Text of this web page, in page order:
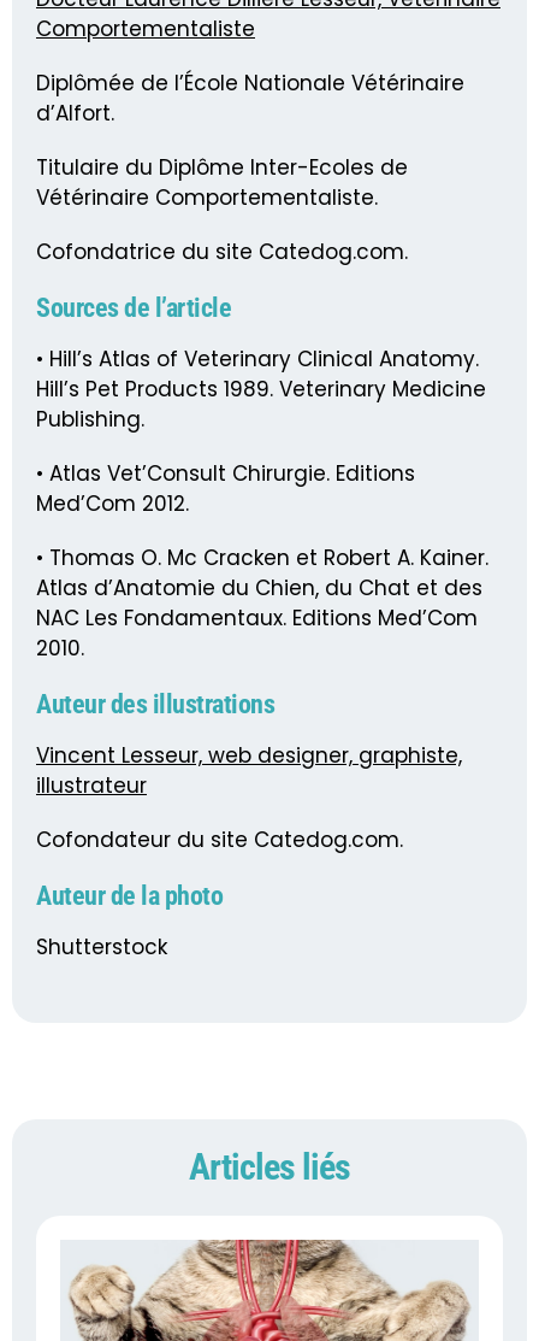
Comportementaliste
Diplômée de l’École Nationale Vétérinaire
d’Alfort.
Titulaire du Diplôme Inter-Ecoles de
Vétérinaire Comportementaliste.
Cofondatrice du site Catedog.com.
Sources de l’article
• Hill’s Atlas of Veterinary Clinical Anatomy.
Hill’s Pet Products 1989. Veterinary Medicine
Publishing.
• Atlas Vet’Consult Chirurgie. Editions
Med’Com 2012.
• Thomas O. Mc Cracken et Robert A. Kainer.
Atlas d’Anatomie du Chien, du Chat et des
NAC Les Fondamentaux. Editions Med’Com
2010.
Auteur des illustrations
Vincent Lesseur, web designer, graphiste,
illustrateur
Cofondateur du site Catedog.com.
Auteur de la photo
Shutterstock
Articles liés